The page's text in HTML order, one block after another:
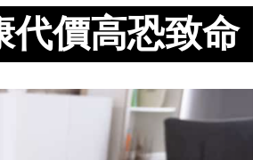
代價高恐致命